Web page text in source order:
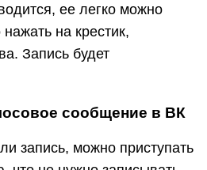
ее легко можно
на крестик,
Запись будет
сообщение в ВК
запись, можно приступать